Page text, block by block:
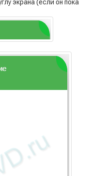
экрана (если он пока